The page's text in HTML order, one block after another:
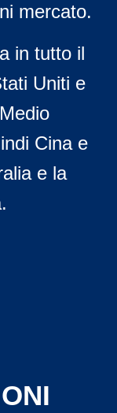
mercato.
in tutto il
Uniti e
Cina e
e la